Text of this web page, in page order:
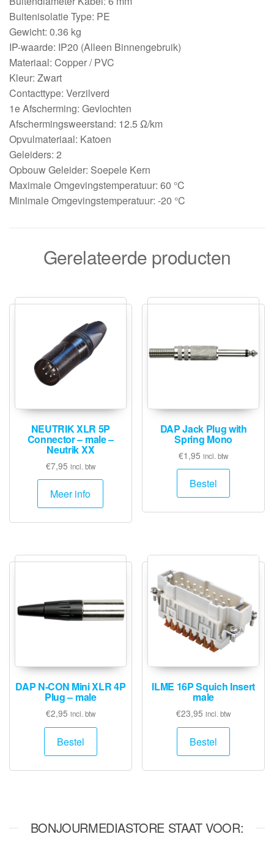
Buitenisolatie Type: PE
Gewicht: 0.36 kg
IP-waarde: IP20 (Alleen Binnengebruik)
Materiaal: Copper / PVC
Kleur: Zwart
Contacttype: Verzilverd
1e Afscherming: Gevlochten
Afschermingsweerstand: 12.5 Ω/km
Opvulmateriaal: Katoen
Geleiders: 2
Opbouw Geleider: Soepele Kern
Maximale Omgevingstemperatuur: 60 °C
Minimale Omgevingstemperatuur: -20 °C
Gerelateerde producten
NEUTRIK XLR 5P
Connector – male –
Neutrik XX
€7,95 incl. btw
Meer info
DAP Jack Plug with
Spring Mono
€1,95 incl. btw
Bestel
DAP N-CON Mini XLR 4P
Plug – male
€2,95 incl. btw
Bestel
ILME 16P Squich Insert
male
€23,95 incl. btw
Bestel
BONJOURMEDIASTORE STAAT VOOR: